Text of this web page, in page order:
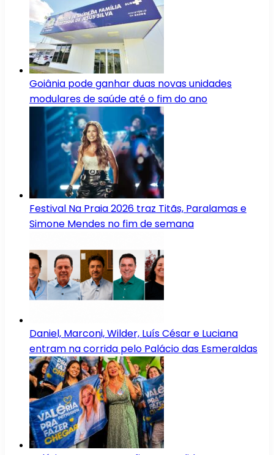
Goiânia pode ganhar duas novas unidades
modulares de saúde até o fim do ano
Festival Na Praia 2026 traz Titãs, Paralamas e
Simone Mendes no fim de semana
Daniel, Marconi, Wilder, Luís César e Luciana
entram na corrida pelo Palácio das Esmeraldas